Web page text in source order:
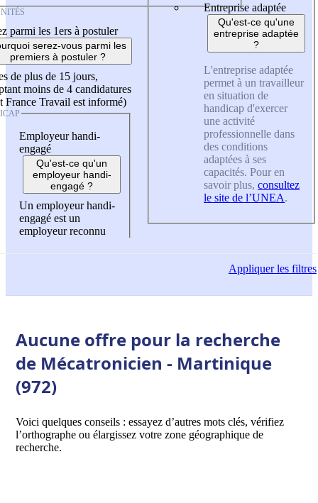
parmi les 1ers à postuler
serez-vous parmi les
premiers à postuler ?
de plus de 15 jours,
moins de 4 candidatures
France Travail est informé)
Employeur handi-
engagé
Qu'est-ce qu'un
employeur handi-
engagé ?
Un employeur handi-
engagé est un
employeur reconnu
Entreprise adaptée
Qu'est-ce qu'une
entreprise adaptée
?
L'entreprise adaptée
permet à un travailleur
en situation de
handicap d'exercer
une activité
professionnelle dans
des conditions
adaptées à ses
capacités. Pour en
savoir plus, consultez
le site de l’UNEA.
Appliquerles filtres
Aucune offre pour la recherche
de Mécatronicien - Martinique
(972)
Voici quelques conseils : essayez d’autres mots clés, vérifiez
l’orthographe ou élargissez votre zone géographique de
recherche.